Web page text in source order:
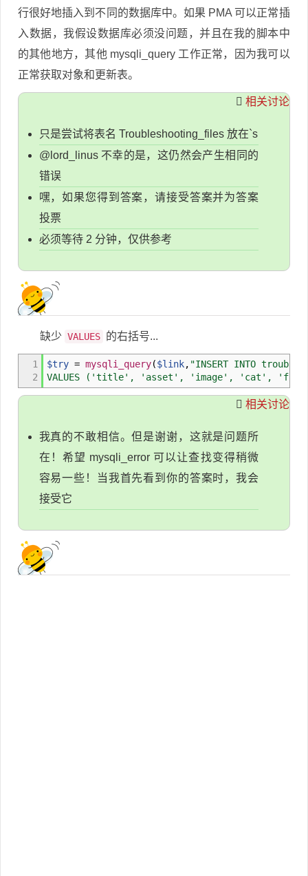
行很好地插入到不同的数据库中。如果 PMA 可以正常插
入数据，我假设数据库必须没问题，并且在我的脚本中
的其他地方，其他 mysqli_query 工作正常，因为我可以
正常获取对象和更新表。
相关讨论
只是尝试将表名 Troubleshooting_files 放在`s
@lord_linus 不幸的是，这仍然会产生相同的
错误
嘿，如果您得到答案，请接受答案并为答案
投票
必须等待 2 分钟，仅供参考
缺少 VALUES 的右括号...
1
2
$try = mysqli_query($link, "INSERT INTO
VALUES ('title', 'asset', 'image', 'cat',
相关讨论
我真的不敢相信。但是谢谢，这就是问题所
在！希望 mysqli_error 可以让查找变得稍微
容易一些！当我首先看到你的答案时，我会
接受它